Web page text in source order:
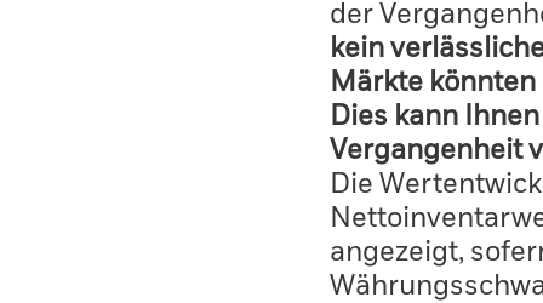
der
kein
Märkte
Dies kann
Vergangenheit
Die
angezeigt,